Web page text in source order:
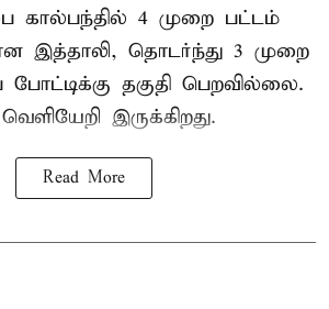
4 முறை பட்டம்
இத்தாலி, தொடர்ந்து 3 முறை
தகுதி பெறவில்லை.
இருக்கிறது.
Read More